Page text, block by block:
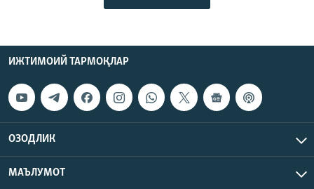
ИЖТИМОИЙ ТАРМОҚЛАР
ОЗОДЛИК
МАЪЛУМОТ